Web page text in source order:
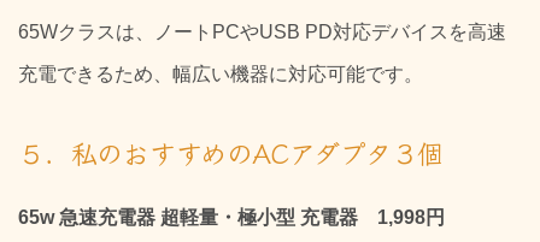
65Wクラスは、ノートPCやUSB PD対応デバイスを高速
充電できるため、幅広い機器に対応可能です。
５．私のおすすめのACアダプタ３個
65w 急速充電器 超軽量・極小型 充電器 1,998円